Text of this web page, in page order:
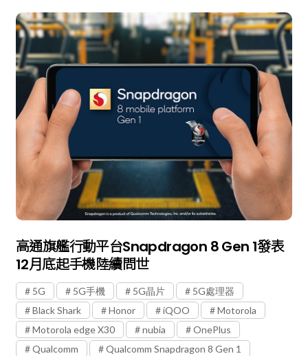
高通旗艦行動平台Snapdragon 8 Gen 1發表
12月底起手機陸續問世
5G 5G手機 5G晶片
5G處理器
Black Shark
Honor iQOO
Motorola
Motorola edge X30
nubia
OnePlus
Qualcomm
Qualcomm Snapdragon 8 Gen 1